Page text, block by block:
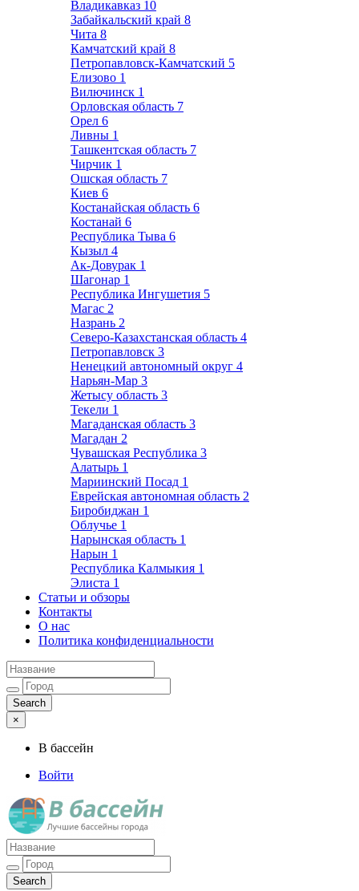
Владикавказ 10
Забайкальский край 8
Чита 8
Камчатский край 8
Петропавловск-Камчатский 5
Елизово 1
Вилючинск 1
Орловская область 7
Орел 6
Ливны 1
Ташкентская область 7
Чирчик 1
Ошская область 7
Киев 6
Костанайская область 6
Костанай 6
Республика Тыва 6
Кызыл 4
Ак-Довурак 1
Шагонар 1
Республика Ингушетия 5
Магас 2
Назрань 2
Северо-Казахстанская область 4
Петропавловск 3
Ненецкий автономный округ 4
Нарьян-Мар 3
Жетысу область 3
Текели 1
Магаданская область 3
Магадан 2
Чувашская Республика 3
Алатырь 1
Мариинский Посад 1
Еврейская автономная область 2
Биробиджан 1
Облучье 1
Нарынская область 1
Нарын 1
Республика Калмыкия 1
Элиста 1
Статьи и обзоры
Контакты
О нас
Политика конфиденциальности
×
В бассейн
Войти
Лучшие бассейны города